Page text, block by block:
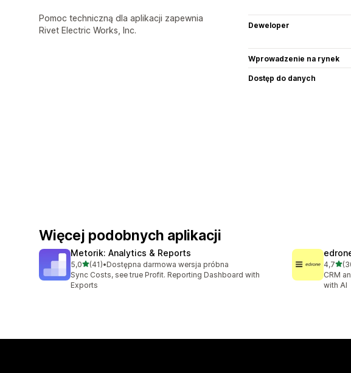
Pomoc techniczną dla aplikacji zapewnia
Rivet Electric Works, Inc.
Deweloper
Wprowadzenie na rynek
Dostęp do danych
Więcej podobnych aplikacji
Metorik: Analytics & Reports
5,0na 5 gwiazdek
(41)
Łączna liczba recenzji: 41
•Dostępna darmowa wersja próbna
Sync Costs, see true Profit. Reporting Dashboard with
Exports
4,7na
Łączna
CRM
with AI